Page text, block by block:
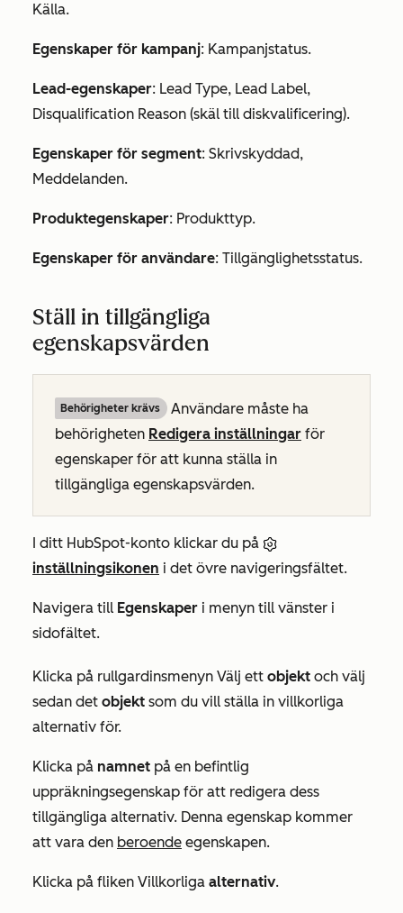
Källa.
Egenskaper för kampanj: Kampanjstatus.
Lead-egenskaper: Lead Type, Lead Label,
Disqualification Reason (skäl till diskvalificering).
Egenskaper för segment: Skrivskyddad,
Meddelanden.
Produktegenskaper: Produkttyp.
Egenskaper för användare: Tillgänglighetsstatus.
Ställ in tillgängliga
egenskapsvärden
Behörigheter krävs
Användare måste ha
behörigheten Redigera inställningar för
egenskaper för att kunna ställa in
tillgängliga egenskapsvärden.
I ditt HubSpot-konto klickar du på
inställningsikonen i det övre navigeringsfältet.
Navigera till Egenskaper i menyn till vänster i
sidofältet.
Klicka på rullgardinsmenyn Välj ett objekt och välj
sedan det objekt som du vill ställa in villkorliga
alternativ för.
Klicka på namnet på en befintlig
uppräkningsegenskap för att redigera dess
tillgängliga alternativ. Denna egenskap kommer
att vara den beroende egenskapen.
Klicka på fliken Villkorliga alternativ.